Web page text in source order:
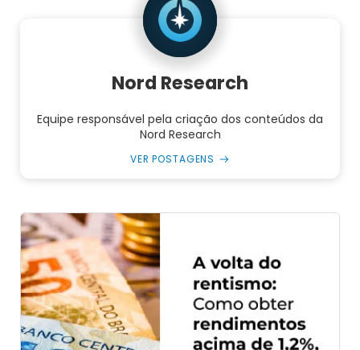
Nord Research
Equipe responsável pela criação dos conteúdos da
Nord Research
VER POSTAGENS